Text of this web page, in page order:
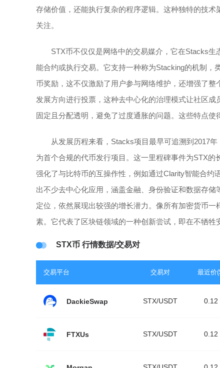
存储价值，还能执行复杂的程序逻辑。这种独特的技
关注。
STX币不仅仅是网络中的交易媒介，它在Stacks
能合约或执行交易。它支持一种称为Stacking的机制
币奖励，这不仅激励了用户参与网络维护，还增强了
发展方向进行投票，这种去中心化的治理模式让社区
固定且分配透明，避免了过度通胀的问题。这些特点使
从发展历程来看，Stacks项目最早可追溯到2017
为首个合规的代币发行项目。这一里程碑事件为STX
强化了与比特币的互操作性，例如通过Clarity智能合
出不少去中心化应用，涵盖金融、身份验证和数据存
定位，依然展现出较强的增长潜力。像所有加密货币
素。它代表了区块链领域的一种创新尝试，即在不牺牲
STX币 行情数据/交易对
交易平台 交易对 最近价
DackieSwap STX/USDT 0.12
FTXUs STX/USDT 0.12